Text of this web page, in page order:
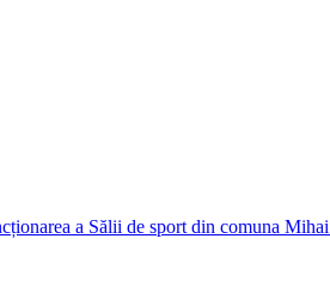
a Sălii de sport din comuna